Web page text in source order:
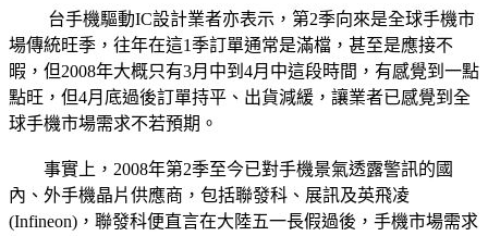
台手機驅動IC設計業者亦表示，第2季向來是全球手機市
場傳統旺季，往年在這1季訂單通常是滿檔，甚至是應接不
暇，但2008年大概只有3月中到4月中這段時間，有感覺到一點
點旺，但4月底過後訂單持平、出貨減緩，讓業者已感覺到全
球手機市場需求不若預期。
事實上，2008年第2季至今已對手機景氣透露警訊的國
內、外手機晶片供應商，包括聯發科、展訊及英飛凌
(Infineon)，聯發科便直言在大陸五一長假過後，手機市場需求